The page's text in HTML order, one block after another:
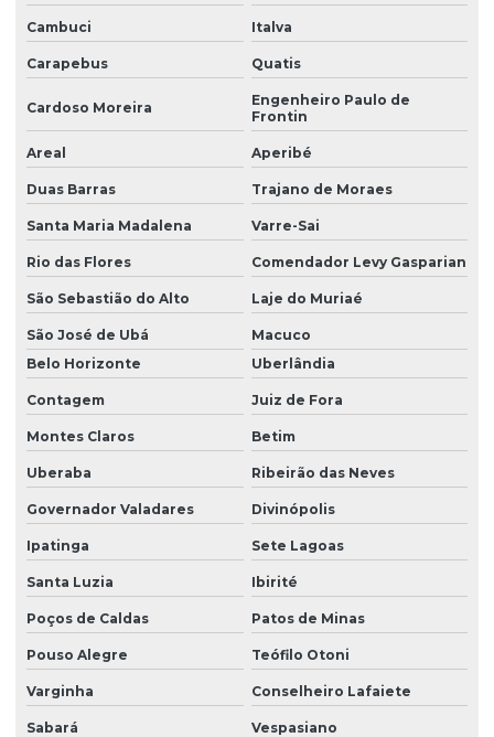
Cambuci Italva
Carapebus Quatis
Cardoso Moreira
Engenheiro Paulo de
Frontin
Areal Aperibé
Duas Barras Trajano de Moraes
Santa Maria Madalena Varre-Sai
Rio das Flores Comendador Levy Gasparian
São Sebastião do Alto Laje do Muriaé
São José de Ubá
Macuco
Belo Horizonte
Uberlândia
Contagem Juiz de Fora
Montes Claros Betim
Uberaba Ribeirão das Neves
Governador Valadares Divinópolis
Ipatinga Sete Lagoas
Santa Luzia Ibirité
Poços de Caldas Patos de Minas
Pouso Alegre Teófilo Otoni
Varginha Conselheiro Lafaiete
Sabará Vespasiano